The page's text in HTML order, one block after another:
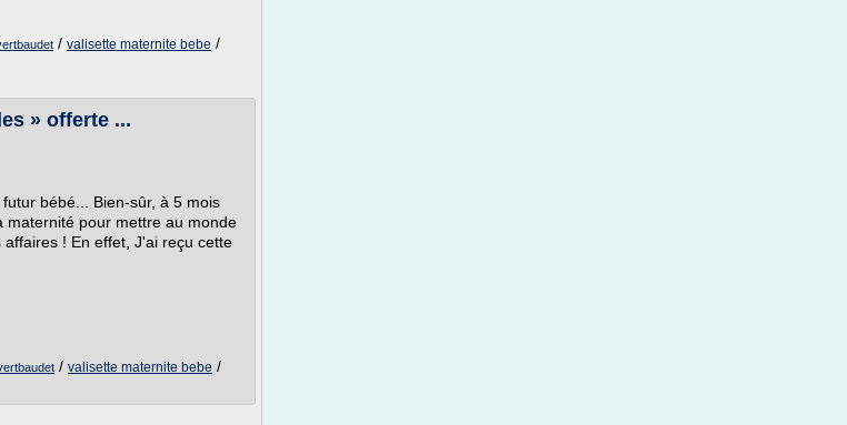
/ valisette maternite bebe /
» offerte ...
bébé... Bien-sûr, à 5 mois
maternité pour mettre au monde
! En effet, J'ai reçu cette
/ valisette maternite bebe /